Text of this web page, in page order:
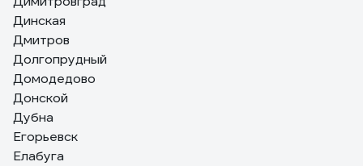
Динская
Дмитров
Долгопрудный
Домодедово
Донской
Дубна
Егорьевск
Елабуга